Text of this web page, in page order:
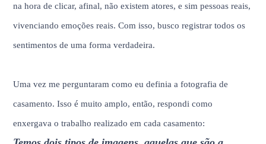
na hora de clicar, afinal, não existem atores, e sim pessoas reais,
vivenciando emoções reais. Com isso, busco registrar todos os
sentimentos de uma forma verdadeira.
Uma vez me perguntaram como eu definia a fotografia de
casamento. Isso é muito amplo, então, respondi como
enxergava o trabalho realizado em cada casamento: